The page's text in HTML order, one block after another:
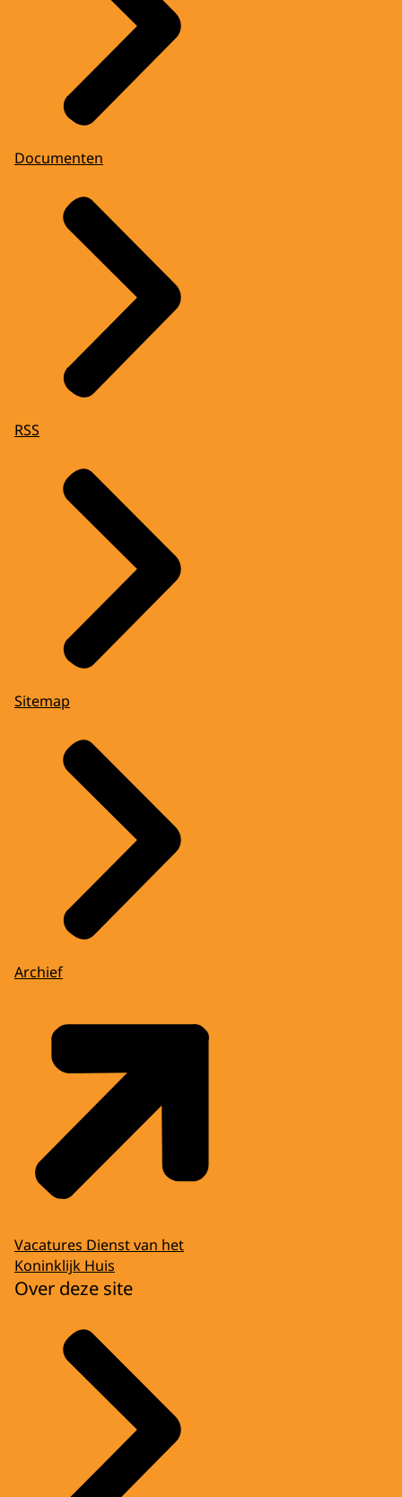
Documenten
RSS
Sitemap
Archief
Vacatures Dienst van het
Koninklijk Huis
Over deze site